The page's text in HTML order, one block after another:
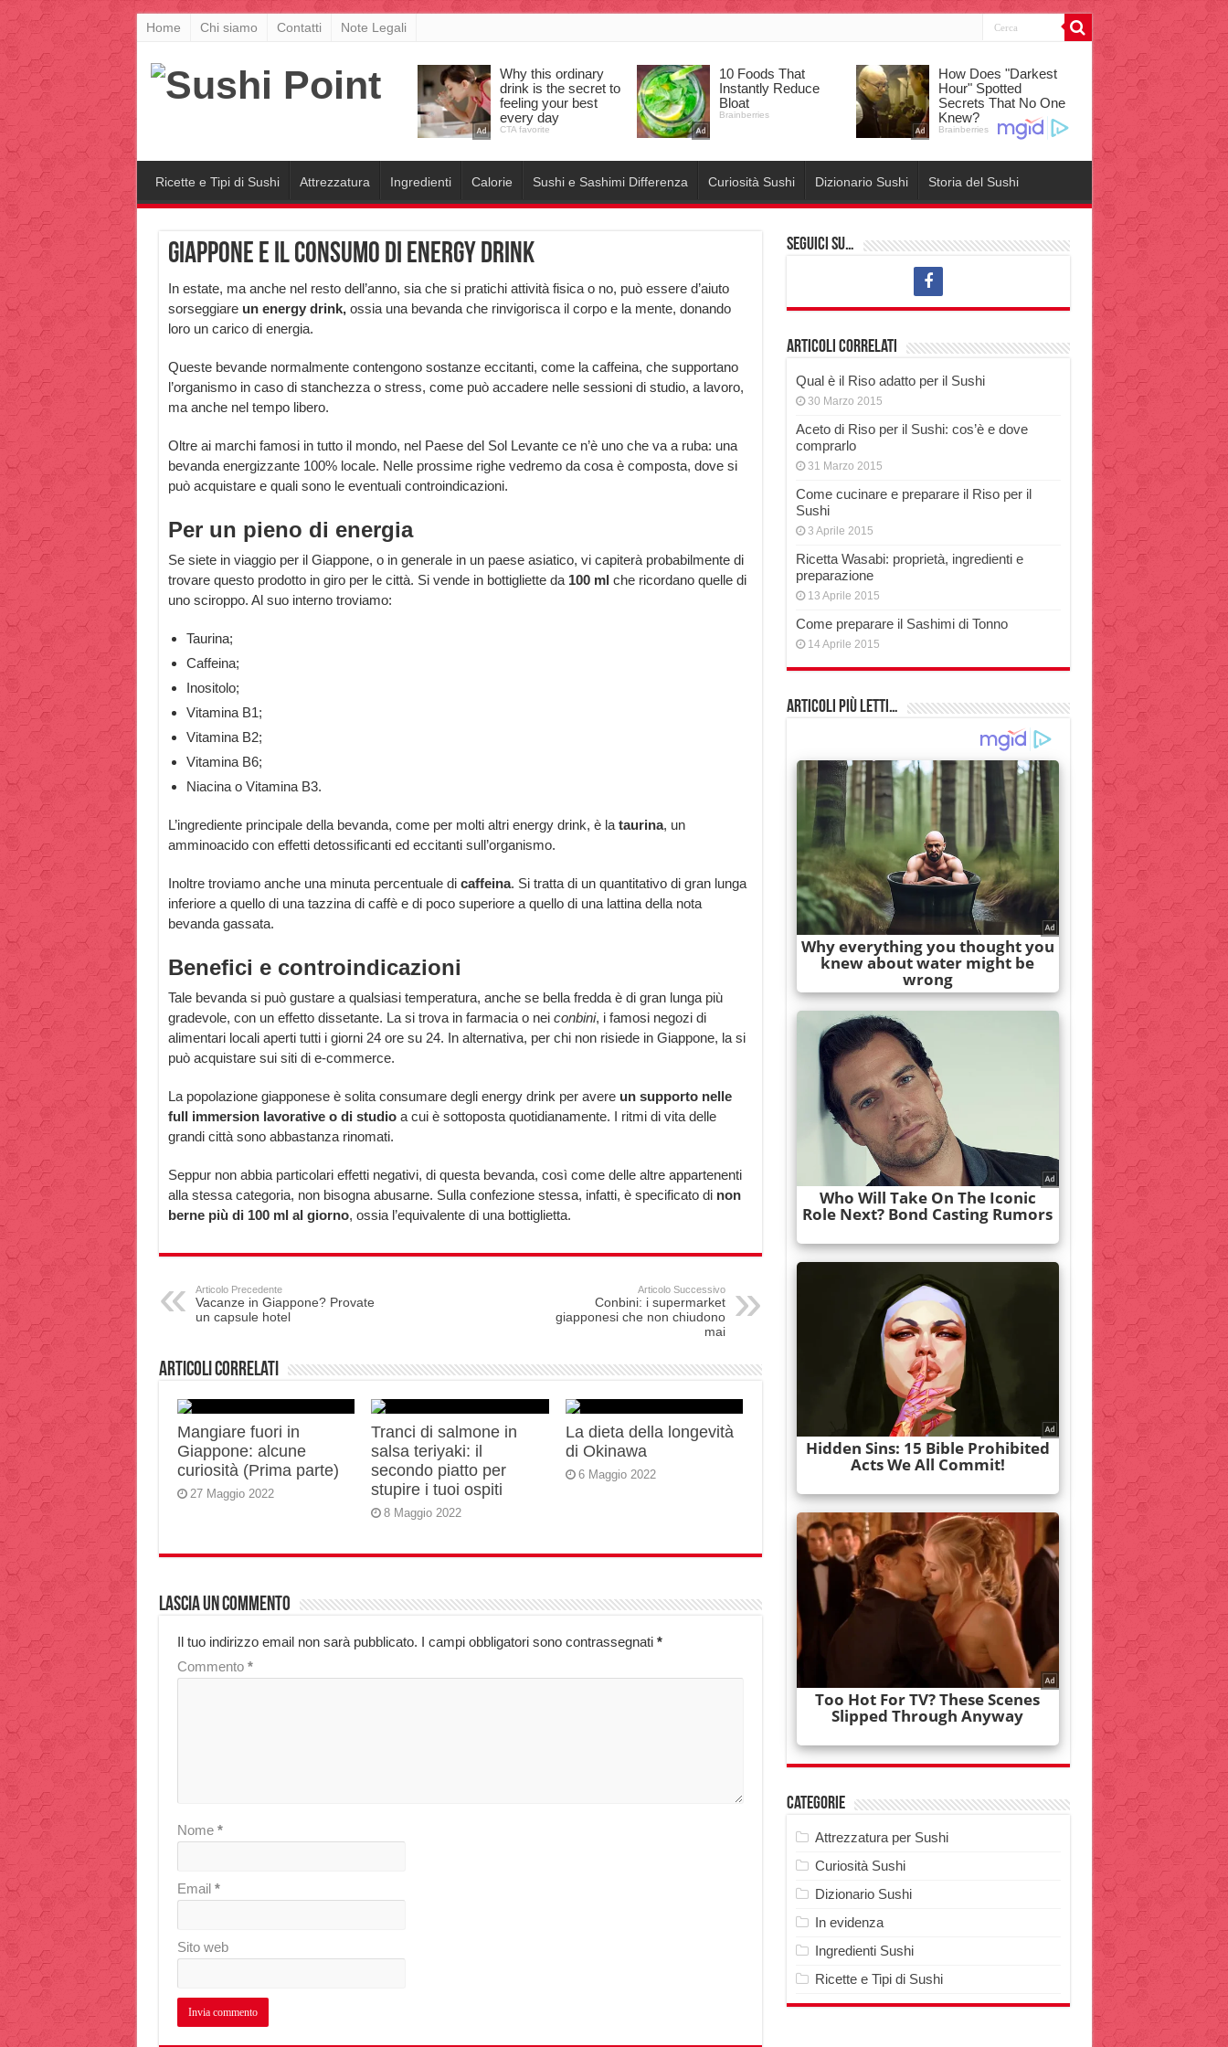
Home Chi siamo Contatti Note Legali
Ricette e Tipi di Sushi Attrezzatura Ingredienti Calorie Sushi e Sashimi Differenza Curiosità Sushi Dizionario Sushi Storia del Sushi
Giappone e il consumo di energy drink
In estate, ma anche nel resto dell’anno, sia che si pratichi attività fisica o no, può essere d’aiuto
sorseggiare un energy drink, ossia una bevanda che rinvigorisca il corpo e la mente, donando
loro un carico di energia.
Queste bevande normalmente contengono sostanze eccitanti, come la caffeina, che supportano
l’organismo in caso di stanchezza o stress, come può accadere nelle sessioni di studio, a lavoro,
ma anche nel tempo libero.
Oltre ai marchi famosi in tutto il mondo, nel Paese del Sol Levante ce n’è uno che va a ruba: una
bevanda energizzante 100% locale. Nelle prossime righe vedremo da cosa è composta, dove si
può acquistare e quali sono le eventuali controindicazioni.
Per un pieno di energia
Se siete in viaggio per il Giappone, o in generale in un paese asiatico, vi capiterà probabilmente di
trovare questo prodotto in giro per le città. Si vende in bottigliette da 100 ml che ricordano quelle di
uno sciroppo. Al suo interno troviamo:
Taurina;
Caffeina;
Inositolo;
Vitamina B1;
Vitamina B2;
Vitamina B6;
Niacina o Vitamina B3.
L’ingrediente principale della bevanda, come per molti altri energy drink, è la taurina, un
amminoacido con effetti detossificanti ed eccitanti sull’organismo.
Inoltre troviamo anche una minuta percentuale di caffeina. Si tratta di un quantitativo di gran lunga
inferiore a quello di una tazzina di caffè e di poco superiore a quello di una lattina della nota
bevanda gassata.
Benefici e controindicazioni
Tale bevanda si può gustare a qualsiasi temperatura, anche se bella fredda è di gran lunga più
gradevole, con un effetto dissetante. La si trova in farmacia o nei conbini, i famosi negozi di
alimentari locali aperti tutti i giorni 24 ore su 24. In alternativa, per chi non risiede in Giappone, la si
può acquistare sui siti di e-commerce.
La popolazione giapponese è solita consumare degli energy drink per avere un supporto nelle
full immersion lavorative o di studio a cui è sottoposta quotidianamente. I ritmi di vita delle
grandi città sono abbastanza rinomati.
Seppur non abbia particolari effetti negativi, di questa bevanda, così come delle altre appartenenti
alla stessa categoria, non bisogna abusarne. Sulla confezione stessa, infatti, è specificato di non
berne più di 100 ml al giorno, ossia l’equivalente di una bottiglietta.
Articolo Precedente
Vacanze in Giappone? Provate
un capsule hotel
Articolo Successivo
Conbini: i supermarket
giapponesi che non chiudono
mai
Articoli correlati
Mangiare fuori in
Giappone: alcune
curiosità (Prima parte)
27 Maggio 2022
Tranci di salmone in
salsa teriyaki: il
secondo piatto per
stupire i tuoi ospiti
8 Maggio 2022
La dieta della longevità
di Okinawa
6 Maggio 2022
Lascia un commento
Il tuo indirizzo email non sarà pubblicato. I campi obbligatori sono contrassegnati *
Commento *
Nome *
Email *
Sito web
Seguici su…
Articoli correlati
Qual è il Riso adatto per il Sushi
30 Marzo 2015
Aceto di Riso per il Sushi: cos’è e dove
comprarlo
31 Marzo 2015
Come cucinare e preparare il Riso per il
Sushi
3 Aprile 2015
Ricetta Wasabi: proprietà, ingredienti e
preparazione
13 Aprile 2015
Come preparare il Sashimi di Tonno
14 Aprile 2015
Articoli più Letti…
Categorie
Attrezzatura per Sushi
Curiosità Sushi
Dizionario Sushi
In evidenza
Ingredienti Sushi
Ricette e Tipi di Sushi